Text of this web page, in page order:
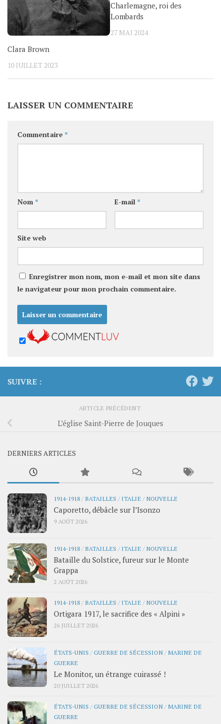
Clara Brown
10 JUILLET 2023
Charlemagne, roi des
Lombards
27 MAI 2024
LAISSER UN COMMENTAIRE
Commentaire *
Nom * E-mail *
Site web
Enregistrer mon nom, mon e-mail et mon site dans
le navigateur pour mon prochain commentaire.
SUIVRE :
ARTICLE PRÉCÉDENT
L’église Saint-Pierre de Jouques
DERNIERS ARTICLES
1914-1918/ BATAILLES / ITALIE / NOUVELLE
Caporetto, débâcle sur l’Isonzo
9 AOÛT 2026
1914-1918/ BATAILLES / ITALIE / NOUVELLE
Bataille du Solstice, fureur sur le Monte
Grappa
2 AOÛT 2026
1914-1918/ BATAILLES / ITALIE / NOUVELLE
Ortigara 1917, le sacrifice des « Alpini »
26 JUILLET 2026
ÉTATS-UNIS /GUERRE DE SÉCESSION/ MARINE DE
GUERRE
Le Monitor, un étrange cuirassé !
20 JUILLET 2026
ÉTATS-UNIS /GUERRE DE SÉCESSION/ MARINE DE
GUERRE